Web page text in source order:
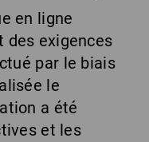
en ligne
des exigences
par le biais
le
a été
et les